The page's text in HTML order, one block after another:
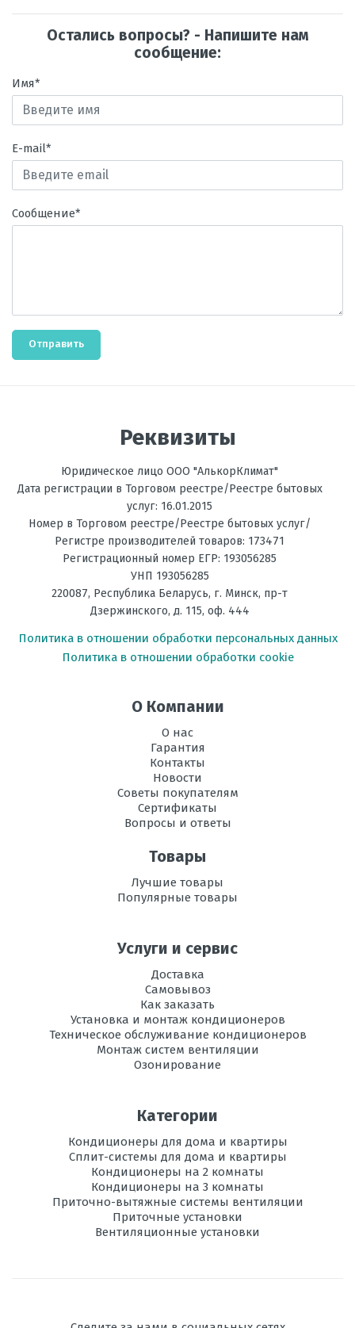
Остались вопросы? - Напишите нам
сообщение:
Имя*
E-mail*
Сообщение*
Отправить
Реквизиты
Юридическое лицо ООО "АлькорКлимат"
Дата регистрации в Торговом реестре/Реестре бытовых
услуг: 16.01.2015
Номер в Торговом реестре/Реестре бытовых услуг/
Регистре производителей товаров: 173471
Регистрационный номер ЕГР: 193056285
УНП 193056285
220087, Республика Беларусь, г. Минск, пр-т
Дзержинского, д. 115, оф. 444
Политика в отношении обработки персональных данных
Политика в отношении обработки cookie
О Компании
О нас
Гарантия
Контакты
Новости
Советы покупателям
Сертификаты
Вопросы и ответы
Товары
Лучшие товары
Популярные товары
Услуги и сервис
Доставка
Самовывоз
Как заказать
Установка и монтаж кондиционеров
Техническое обслуживание кондиционеров
Монтаж систем вентиляции
Озонирование
Категории
Кондиционеры для дома и квартиры
Сплит-системы для дома и квартиры
Кондиционеры на 2 комнаты
Кондиционеры на 3 комнаты
Приточно-вытяжные системы вентиляции
Приточные установки
Вентиляционные установки